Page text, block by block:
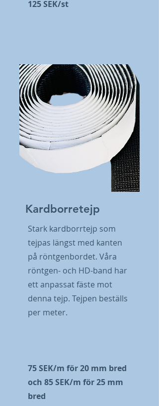
125 SEK/st
Kardborretejp
Stark kardborrtejp som
tejpas längst med kanten
på röntgenbordet. Våra
röntgen- och HD-band har
ett anpassat fäste mot
denna tejp. Tejpen beställs
per meter.
75 SEK/m för 20 mm bred
och 85 SEK/m för 25 mm
bred